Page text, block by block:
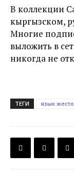
В коллекции
кыргызском,
Многие
выложить в
никогда не
ТЕГИ язык